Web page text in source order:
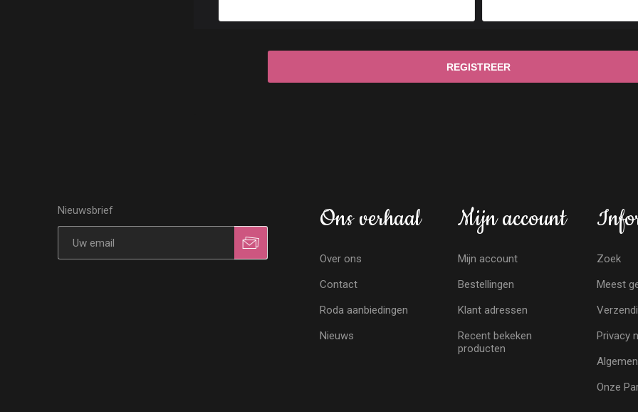
Nieuwsbrief Ons verhaal
Over ons
Contact
Roda aanbiedingen
Nieuws
Mijn account
Mijn account
Bestellingen
Klant adressen
Recent bekeken
producten
Zoek
Meest
Privacy
Onze